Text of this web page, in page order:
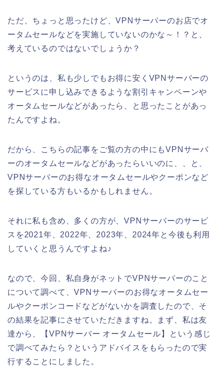
ただ、ちょっと思ったけど、VPNサーバーのお店でオ
ータムセールなどを実施していないのかな～！？と、
考えているのではないでしょうか？
というのは、私も少しでもお得に安くVPNサーバーの
サービスに申し込みできるような割引キャンペーンや
オータムセールなどがあったら、と思ったことがあっ
たんですよね。
だから、こちらの記事をご覧の方の中にもVPNサーバ
ーのオータムセールなどがあったらいいのに、、と、
VPNサーバーのお得なオータムセールやクーポンなど
を探している方もいるかもしれません。
それに私も含め、多くの方が、VPNサーバーのサービ
スを2021年、2022年、2023年、2024年と今後も利用
していくと思うんですよね♪
なので、今回、私自身がネットでVPNサーバーのこと
について調べて、VPNサーバーのお得なオータムセー
ルやクーポンコードなどがないかを調査したので、そ
の結果を記事にさせていただきますね。まず、私は友
達から、【VPNサーバー オータムセール】という感じ
で調べてみたら？というアドバイスをもらったので実
行することにしました。